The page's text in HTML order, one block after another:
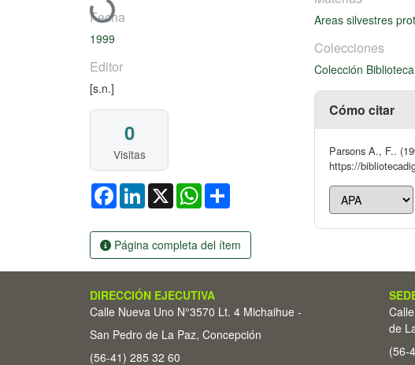
Cargando...
Fecha
1999
Editor
[s.n.]
0
Visitas
FacebookLinkedIn
X WhatsApp
Página completa del ítem
Areas silvestres
Colecciones
Colección Biblioteca
Cómo citar
Parsons A., F..
https://
DIRECCIÓN EJECUTIVA
Calle Nueva Uno N°3570 Lt. 4 Michaihue -
San Pedro de La Paz, Concepción
(56-41) 285 32 60
de
(56-